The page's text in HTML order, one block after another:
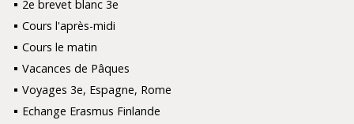
2e brevet blanc 3e
Cours l'après-midi
Cours le matin
Vacances de Pâques
Voyages 3e, Espagne, Rome
Echange Erasmus Finlande